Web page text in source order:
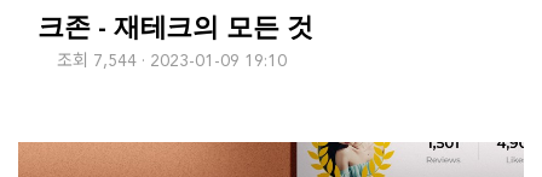
크존 - 재테크의 모든 것
조회 7,544 2023-01-09 19:10